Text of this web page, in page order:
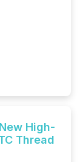
High-
Thread